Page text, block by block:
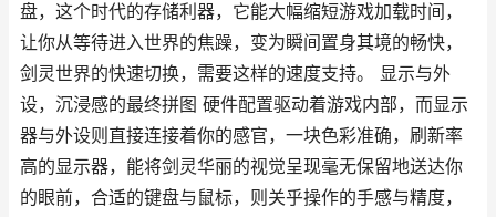
盘，这个时代的存储利器，它能大幅缩短游戏加载时间，
让你从等待进入世界的焦躁，变为瞬间置身其境的畅快，
剑灵世界的快速切换，需要这样的速度支持。 显示与外
设，沉浸感的最终拼图 硬件配置驱动着游戏内部，而显示
器与外设则直接连接着你的感官，一块色彩准确，刷新率
高的显示器，能将剑灵华丽的视觉呈现毫无保留地送达你
的眼前，合适的键盘与鼠标，则关乎操作的手感与精度，